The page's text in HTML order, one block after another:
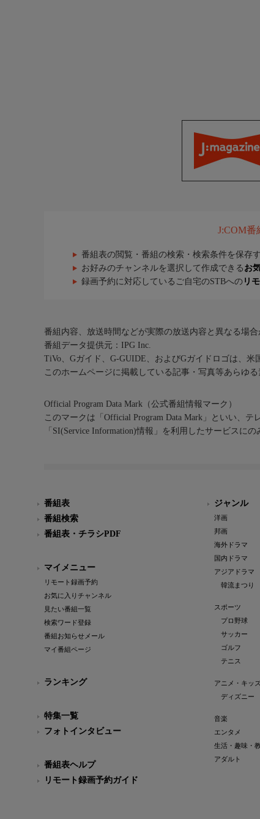
J:COM番
番組表の閲覧・番組の検索・検索条件を保存
お好みのチャンネルを選択して作成できる お
録画予約に対応しているご自宅のSTBへの リ
番組内容、放送時間などが実際の放送内容と異なる場合
番組データ提供元：IPG Inc.
TiVo、Gガイド、G-GUIDE、およびGガイドロゴは、
このホームページに掲載している記事・写真等あらゆ
Official Program Data Mark（公式番組情報マーク）
このマークは「Official Program Data Mark」といい、テ
「SI(Service Information)情報」を利用したサービスに
番組表
番組検索
番組表・チラシPDF
マイメニュー
リモート録画予約
お気に入りチャンネル
見たい番組一覧
検索ワード登録
番組お知らせメール
マイ番組ページ
ランキング
特集一覧
フォトインタビュー
番組表ヘルプ
リモート録画予約ガイド
ジャンル
洋画
邦画
海外ドラマ
国内ドラマ
アジアドラマ
韓流まつり
スポーツ
プロ野球
サッカー
ゴルフ
テニス
アニメ・キッ
ディズニー
音楽
エンタメ
生活・趣味・
アダルト